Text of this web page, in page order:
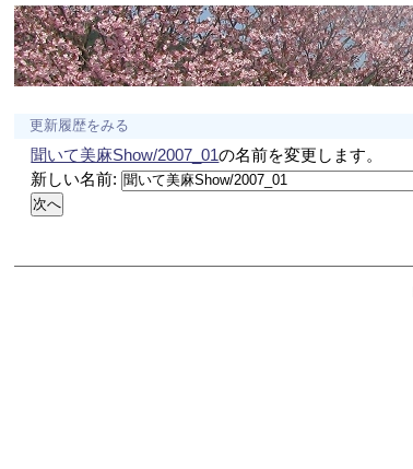
更新履歴をみる
聞いて美麻Show/2007_01の名前を変更します。
新しい名前: